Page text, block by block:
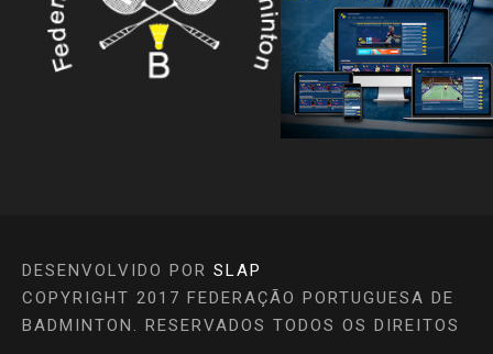
DESENVOLVIDO POR SLAP
COPYRIGHT 2017 FEDERAÇÃO PORTUGUESA DE
BADMINTON. RESERVADOS TODOS OS DIREITOS